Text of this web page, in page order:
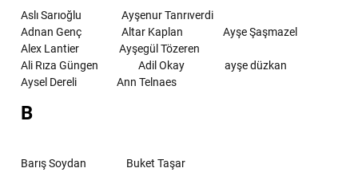
Aslı Sarıoğlu
Ayşenur Tanrıverdi
Adnan Genç
Altar Kaplan
Ayşe Şaşmazel
Alex Lantier
Ayşegül Tözeren
Ali Rıza Güngen
Adil Okay
ayşe düzkan
Aysel Dereli
Ann Telnaes
B
Barış Soydan
Buket Taşar